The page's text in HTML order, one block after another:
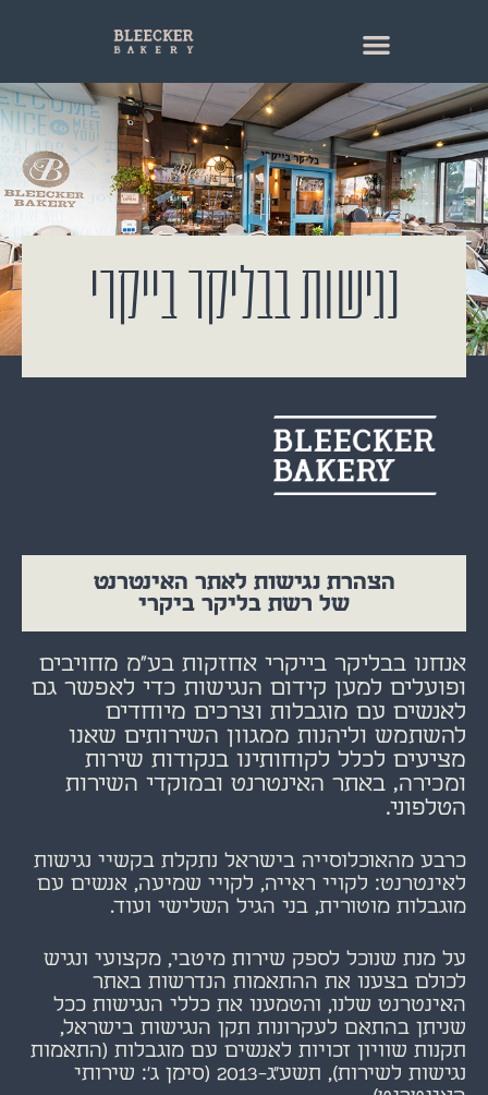
נגישות בבליקר בייקרי
הצהרת נגישות לאתר האינטרנט
של רשת בליקר ביקרי
אנחנו בבליקר בייקרי אחזקות בע"מ מחויבים
ופועלים למען קידום הנגישות כדי לאפשר גם
לאנשים עם מוגבלות וצרכים מיוחדים
להשתמש וליהנות ממגוון השירותים שאנו
מציעים לכלל לקוחותינו בנקודות שירות
ומכירה, באתר האינטרנט ובמוקדי השירות
הטלפוני.
כרבע מהאוכלוסייה בישראל נתקלת בקשיי נגישות
לאינטרנט: לקויי ראייה, לקויי שמיעה, אנשים עם
מוגבלות מוטורית, בני הגיל השלישי ועוד.
על מנת שנוכל לספק שירות מיטבי, מקצועי ונגיש
לכולם בצענו את ההתאמות הנדרשות באתר
האינטרנט שלנו, והטמענו את כללי הנגישות ככל
שניתן בהתאם לעקרונות תקן הנגישות בישראל,
תקנות שוויון זכויות לאנשים עם מוגבלות (התאמות
נגישות לשירות), תשע"ג-2013 (סימן ג': שירותי